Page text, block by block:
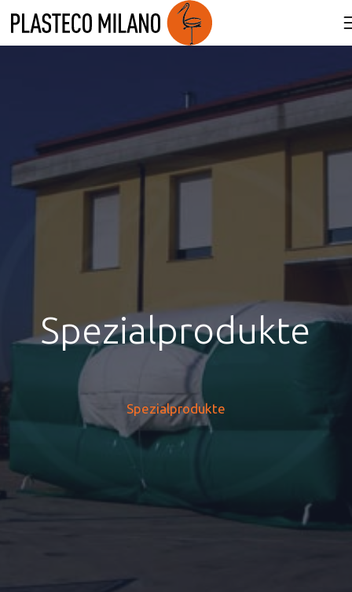
Spezialprodukte
Spezialprodukte